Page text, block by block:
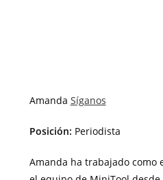
Amanda Síganos
Posición: Periodista
Amanda ha trabajado como